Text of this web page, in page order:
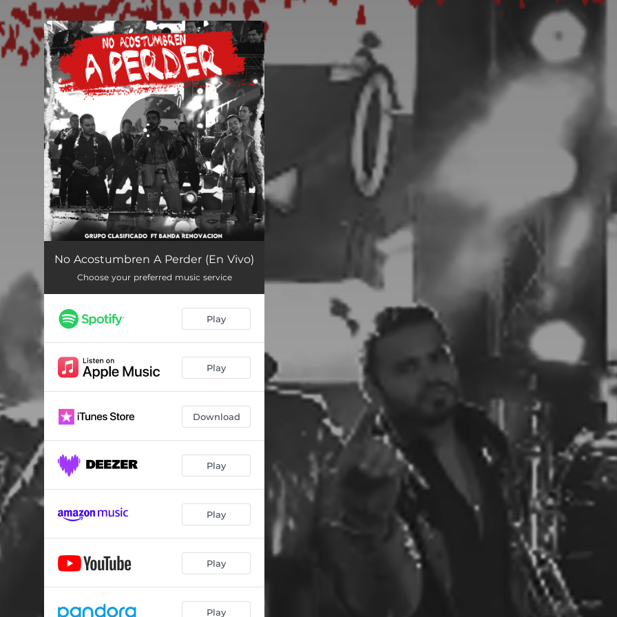
You're all set!
No Acostumbren A Perder (En Vivo) 02:39
No Acostumbren A Perder (En Vivo)
Choose your preferred music service
Play
Play
Download
Play
Play
Play
Play